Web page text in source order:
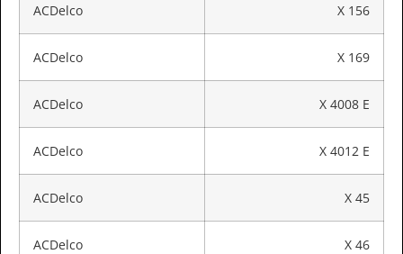
ACDelco X 156
ACDelco X 169
ACDelco X 4008 E
ACDelco X 4012 E
ACDelco X 45
ACDelco X 46